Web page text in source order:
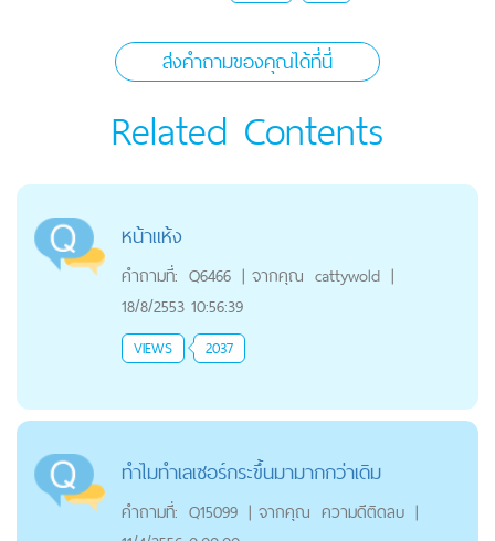
ส่งคำถามของคุณได้ที่นี่
Related Contents
หน้าแห้ง
คำถามที่: Q6466 | จากคุณ cattywold |
18/8/2553 10:56:39
VIEWS 2037
ทำไมทำเลเซอร์กระขึ้นมามากกว่าเดิม
คำถามที่: Q15099 | จากคุณ ความดีติดลบ |